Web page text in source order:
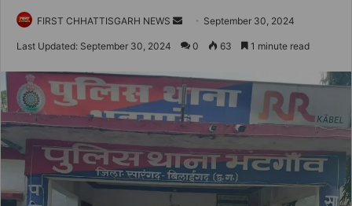
FIRST CHHATTISGARH NEWS
Send
an
September 30, 2024
Last Updated: September 30, 2024 0 63 1 minute read